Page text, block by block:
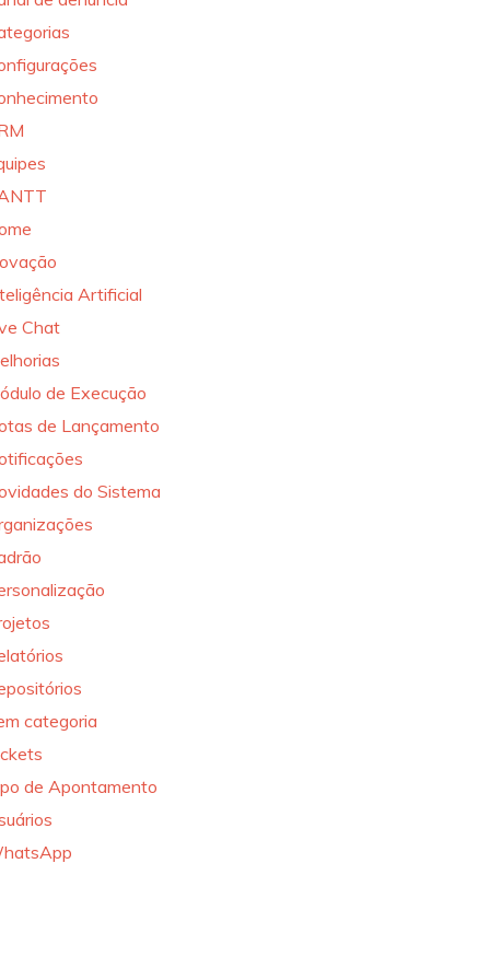
Artificial
Chat
de Execução
de Lançamento
do Sistema
categoria
de Apontamento